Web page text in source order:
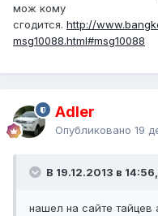
мож кому
сгодится. http://
msg10088.html#msg10088
Adler
Опубликовано 19
В 19.12.2013 в
нашел на сайте тайцев